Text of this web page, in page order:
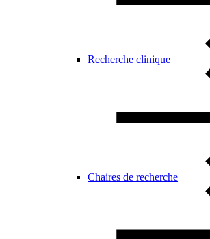
Recherche clinique
Chaires de recherche